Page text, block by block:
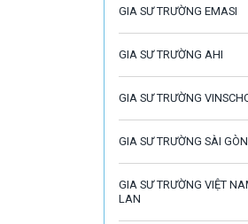
GIA SƯ TRƯỜNG EMASI
GIA SƯ TRƯỜNG AHI
GIA SƯ TRƯỜNG
GIA SƯ TRƯỜNG SÀI
GIA SƯ TRƯỜNG VIỆT
LAN